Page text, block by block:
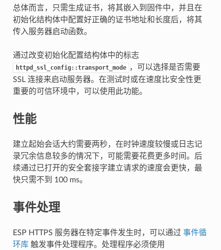
总体而言，只需生成证书，将其嵌入到固件中，并且在
初始化结构体中配置好正确的证书地址和长度后，将其
传入服务器启动函数。
通过改变初始化配置结构体中的标志
httpd_ssl_config::transport_mode ，可以选择是否需要
SSL 连接来启动服务器。在测试时或在速度比安全性更
重要的可信环境中，可以使用此功能。
性能
建立起始会话大约需要两秒，在时钟速度较慢或日志记
录冗余信息较多的情况下，可能需要花费更多时间。后
续通过已打开的安全套接字建立请求的速度会更快，最
快只需不到 100 ms。
事件处理
ESP HTTPS 服务器在特定事件发生时，可以通过 事件循
环库触发事件处理程序。处理程序必须使用